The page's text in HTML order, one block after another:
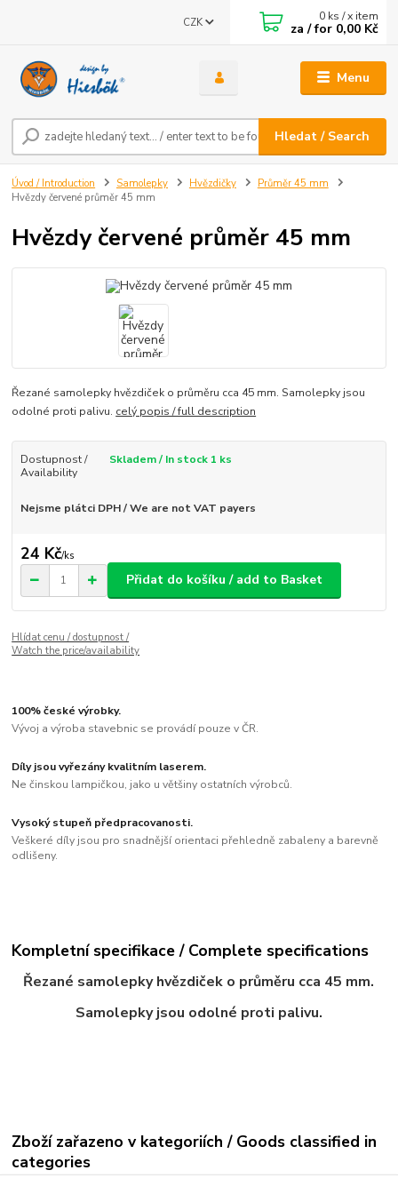
Menu
CZK
Hledat / Search
0 ks / x item
za / for 0,00 Kč
Úvod / Introduction Samolepky Hvězdičky
Průměr 45 mm
Hvězdy červené průměr 45 mm
Hvězdy červené průměr 45 mm
Řezané samolepky hvězdiček o průměru cca 45 mm. Samolepky jsou
odolné proti palivu. celý popis / full description
Dostupnost /
Availability
Skladem / In stock 1 ks
Nejsme plátci DPH / We are not VAT payers
24 Kč/ks
Přidat do košíku / add to Basket
Hlídat cenu / dostupnost /
Watch the price/availability
100% české výrobky.
Vývoj a výroba stavebnic se provádí pouze v ČR.
Díly jsou vyřezány kvalitním laserem.
Ne činskou lampičkou, jako u většiny ostatních výrobců.
Vysoký stupeň předpracovanosti.
Veškeré díly jsou pro snadnější orientaci přehledně zabaleny a barevně
odlišeny.
Kompletní specifikace / Complete specifications
Řezané samolepky hvězdiček o průměru cca 45 mm.
Samolepky jsou odolné proti palivu.
Zboží zařazeno v kategoriích / Goods classified in
categories